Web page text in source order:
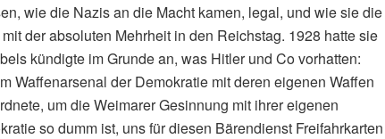
wie die Nazis an die Macht kamen, legal, und wie sie die
der absoluten Mehrheit in den Reichstag. 1928 hatte sie
kündigte im Grunde an, was Hitler und Co vorhatten:
Waffenarsenal der Demokratie mit deren eigenen Waffen
um die Weimarer Gesinnung mit ihrer eigenen
so dumm ist, uns für diesen Bärendienst Freifahrkarten